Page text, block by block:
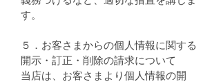
す。
５．お客さまからの個人情報に関する
開示・訂正・削除の請求について
当店は、お客さまより個人情報の開